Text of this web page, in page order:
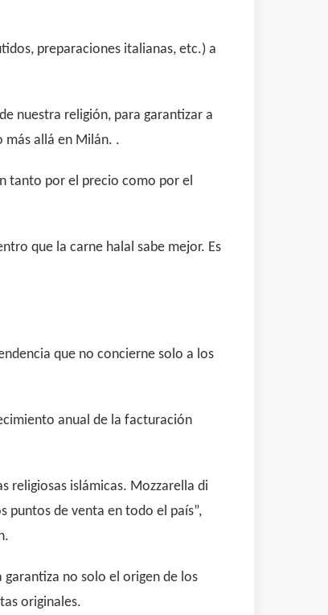
preparaciones italianas, etc.) a
nuestra religión, para garantizar a
más allá en Milán. .
tanto por el precio como por el
que la carne halal sabe mejor. Es
que no concierne solo a los
anual de la facturación
religiosas islámicas. Mozzarella di
puntos de venta en todo el país”,
no solo el origen de los
originales.